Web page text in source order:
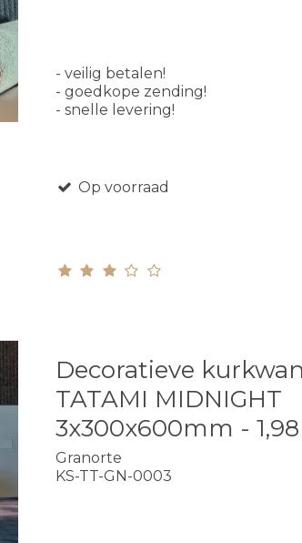
- veilig betalen!
- goedkope zending!
- snelle levering!
Op voorraad
Decoratieve
TATAMI MIDNIGHT
3x300x600mm -
Granorte
KS-TT-GN-0003